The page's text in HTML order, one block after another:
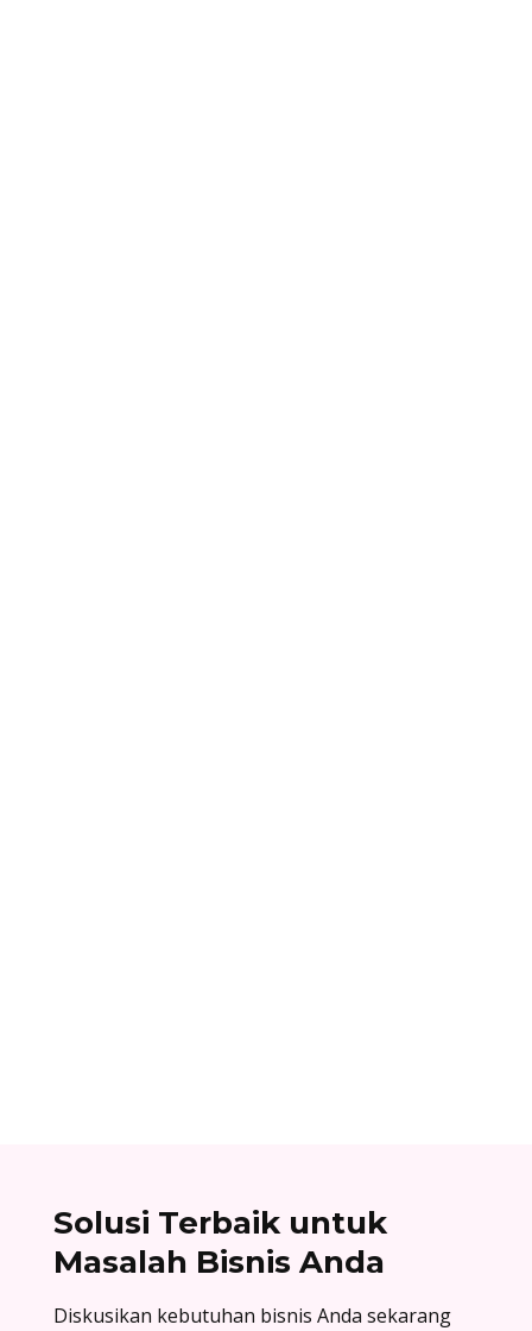
Solusi Terbaik untuk
Masalah Bisnis Anda
Diskusikan kebutuhan bisnis Anda sekarang